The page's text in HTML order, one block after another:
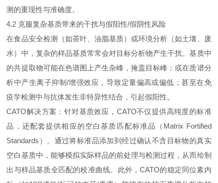
测的重现性与准确度。
4.2 克服复杂基质带来的干扰与假阳性/假阴性风险
在食品安全检测（如茶叶、油脂基质）或环境分析（如土壤、废
水）中，复杂的样品基质常常会对目标分析物产生干扰。基质中
的共提取物可能在色谱图上产生杂峰，掩盖目标峰；或在质谱分
析中产生离子抑制/增强效应，导致定量偏高或偏低；甚至在免
疫学检测中与抗体发生非特异性结合，引起假阳性。
CATO解决方案：针对基质效应，CATO不仅提供高纯度的标准
品，还配套提供相应的空白基质匹配标准品（Matrix Fortified
Standards）。通过将标准品添加到经过确认不含目标物的真实
空白基质中，能够模拟实际样品的前处理与检测过程，从而绘制
出与样品基质全匹配的校准曲线。此外，CATO的稳定同位素内